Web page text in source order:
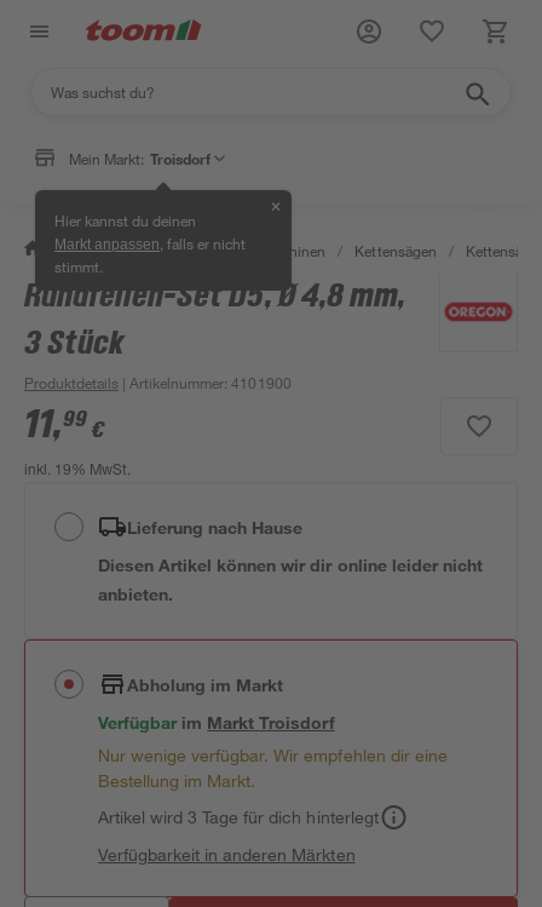
Mein Markt: Troisdorf
Hier kannst du deinen
Markt anpassen , falls er nicht
stimmt.
✕
/ Garten & Freizeit / Gartenmaschinen / Kettensägen /
Rundfeilen-Set D5, Ø 4,8 mm,
3 Stück
Produktdetails | Artikelnummer:4101900
11,99 €
inkl. 19% MwSt.
Lieferung nach Hause
Diesen Artikel können wir dir online leider nicht
anbieten.
Abholung im Markt
Verfügbar im MarktTroisdorf
Nur wenige verfügbar. Wir empfehlen dir eine
Bestellung im Markt.
Artikel wird 3 Tage für dich hinterlegt
Verfügbarkeit in anderen Märkten